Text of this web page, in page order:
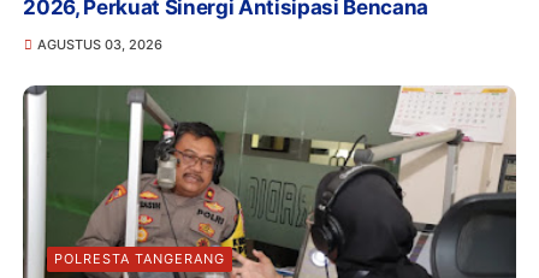
2026, Perkuat Sinergi Antisipasi Bencana
AGUSTUS 03, 2026
POLRESTA TANGERANG